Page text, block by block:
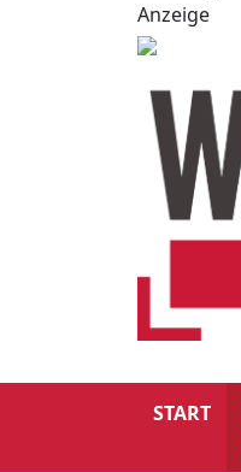
Anzeige
START